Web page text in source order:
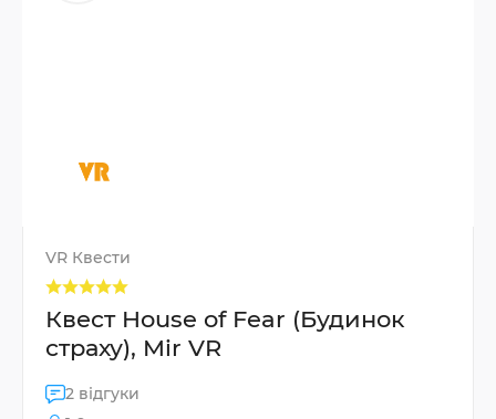
VR Квести
Квест House of Fear (Будинок
страху), Mir VR
2 відгуки